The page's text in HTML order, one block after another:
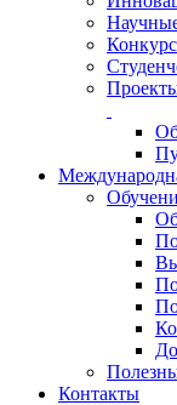
Контакты